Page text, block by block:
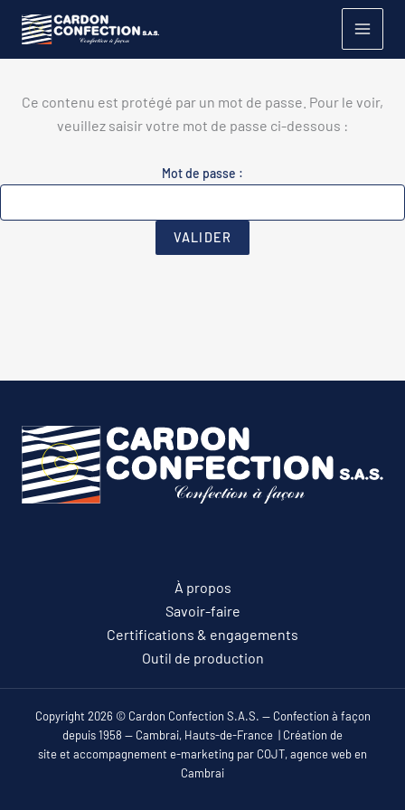
principal
Aller
contenu
Ce contenu est protégé par un mot de passe. Pour le voir,
veuillez saisir votre mot de passe ci-dessous :
Mot de passe :
À propos
Savoir-faire
Certifications & engagements
Outil de production
Copyright 2026 © Cardon Confection S.A.S. — Confection à façon
depuis 1958 — Cambrai, Hauts-de-France | Création de
siteet accompagnement e-marketing par COJT,agence web en
Cambrai